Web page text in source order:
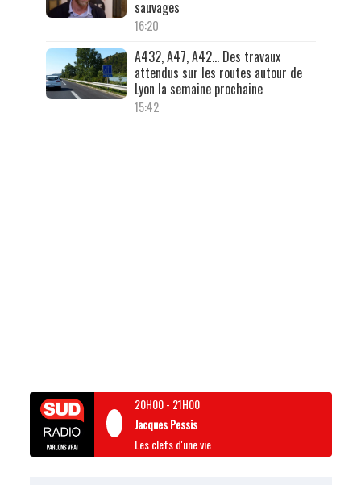
sauvages
16:20
A432, A47, A42… Des travaux
attendus sur les routes autour de
Lyon la semaine prochaine
15:42
20H00- 21H00
Jacques Pessis
Les clefs d'une vie